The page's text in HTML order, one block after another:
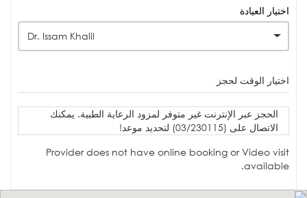
اختيار العيادة
Dr. Issam Khalil
اختيار الوقت لحجز
الحجز عبر الإنترنت غير متوفر لمزود الرعاية الطبية. يمكنك
الاتصال على (03/230115) لتحديد موعد!
Provider does not have online booking or Video visit
available.